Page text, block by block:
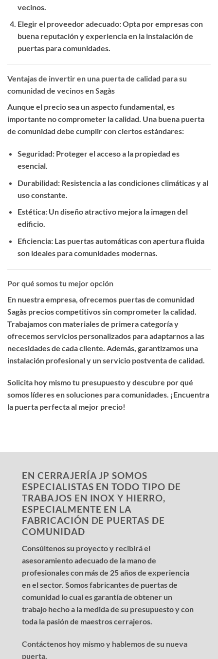
vecinos.
Elegir el proveedor adecuado: Opta por empresas con
buena reputación y experiencia en la instalación de
puertas para comunidades.
Ventajas de invertir en una puerta de calidad para su
comunidad de vecinos en Sagàs
Aunque el precio sea un aspecto fundamental, es
importante no comprometer la calidad. Una buena puerta
de comunidad debe cumplir con ciertos estándares:
Seguridad: Proteger el acceso a la propiedad es
esencial.
Durabilidad: Resistencia a las condiciones climáticas y al
uso constante.
Estética: Un diseño atractivo mejora la imagen del
edificio.
Eficiencia: Las puertas automáticas con apertura fluida
son ideales para comunidades modernas.
Por qué somos tu mejor opción
En nuestra empresa, ofrecemos puertas de comunidad
Sagàs precios competitivossin comprometer la calidad.
Trabajamos con materiales de primera categoría y
ofrecemos servicios personalizados para adaptarnos a las
necesidades de cada cliente. Además, garantizamos una
instalación profesional y un servicio postventa de calidad.
Solicita hoy mismo tu presupuesto y descubre por qué
somos líderes en soluciones para comunidades. ¡Encuentra
la puerta perfecta al mejor precio!
EN CERRAJERÍA JP SOMOS
ESPECIALISTAS EN TODO TIPO DE
TRABAJOS EN INOX Y HIERRO,
ESPECIALMENTE EN LA
FABRICACIÓN DE PUERTAS DE
COMUNIDAD
Consúltenos su proyecto y recibirá el
asesoramiento adecuado de la mano de
profesionales con más de 25 años de experiencia
en el sector. Somos fabricantes de puertas de
comunidad lo cual es garantía de obtener un
trabajo hecho a la medida de su presupuesto y con
toda la pasión de maestros cerrajeros.
Contáctenos hoy mismo y hablemos de su nueva
puerta.